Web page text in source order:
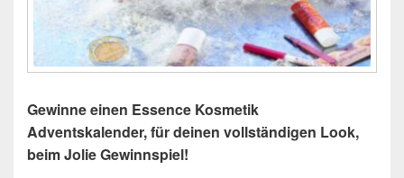
Gewinne einen Essence Kosmetik
Adventskalender, für deinen vollständigen Look,
beim Jolie Gewinnspiel!